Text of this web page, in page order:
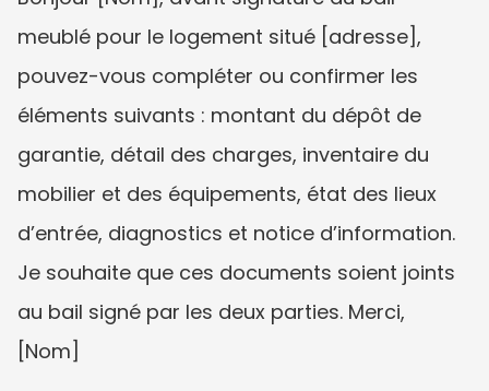
meublé pour le logement situé [adresse],
pouvez-vous compléter ou confirmer les
éléments suivants : montant du dépôt de
garantie, détail des charges, inventaire du
mobilier et des équipements, état des lieux
d’entrée, diagnostics et notice d’information.
Je souhaite que ces documents soient joints
au bail signé par les deux parties. Merci,
[Nom]